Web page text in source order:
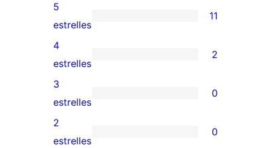
11
valoracions
de
5
estrelles
5
estrelles
11
2
valoracions
de
4
estrelles
4
estrelles
2
0
valoracions
de
3
estrelles
0
0
2
estrelles
0